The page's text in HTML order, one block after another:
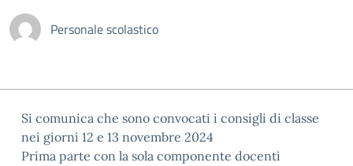
Personale scolastico
Si comunica che sono convocati i consigli di classe
nei giorni 12 e 13 novembre 2024
Prima parte con la sola componente docenti